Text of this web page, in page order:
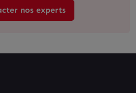
nos experts